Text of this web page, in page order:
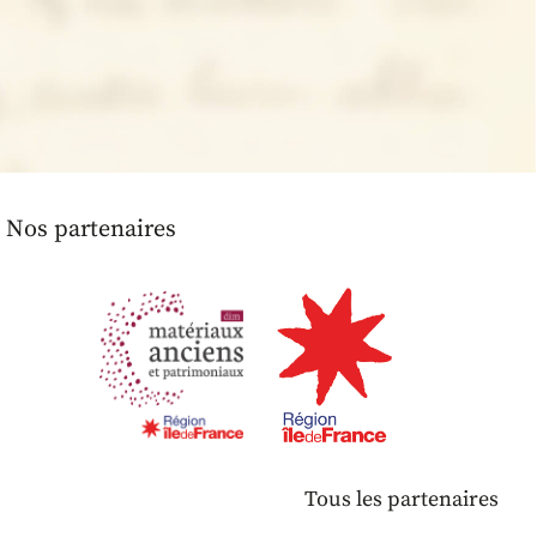
Nos partenaires
Tous les partenaires